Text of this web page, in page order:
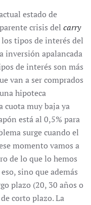
estado de
crisis del carry
tipos de interés del
inversión apalancada
de interés son más
van a ser comprados
hipoteca
cuota muy baja ya
está al 0,5% para
surge cuando el
momento vamos a
de lo que lo hemos
sino que además
plazo (20, 30 años o
corto plazo. La